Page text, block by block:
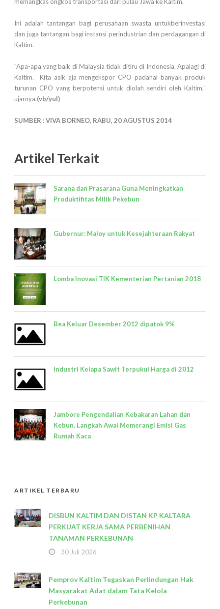
Ini adalah tantangan bagi perusahaan swasta untukberinvestasi
dan juga tantangan bagi instansi perindustrian dan perdagangan di
Kaltim.
"Apa-apa yang baik di Malaysia tidak ditiru di Indonesia. Apalagi di
Kaltim. Kita asik aja mengekspor CPO padahal banyak produk
turunan CPO yang berpotensi untuk diolah sendiri oleh Kaltim,"
ujarnya.(vb/yul)
SUMBER : VIVA BORNEO, RABU, 20 AGUSTUS 2014
Artikel Terkait
Sarana dan Prasarana Guna Meningkatkan
Produktifitas Milik Pekebun
Gubernur: Maloy untuk Kesejahteraan Rakyat
Lomba Inovasi TIK Kementerian Pertanian 2018
Bea Keluar Desember 2012 dipatok 9%
Industri Kelapa Sawit Terpukul Harga di 2012
Jambore Pengendalian Kebakaran Lahan dan
Kebun, Langkah Awal Memerangi Emisi Gas
Rumah Kaca
ARTIKEL TERBARU
DISBUN KALTIM DAN DISTAN KP KALTARA
PERKUAT KERJA SAMA PERBENIHAN
TANAMAN PERKEBUNAN
30 Juli 2026
Pemprov Kaltim Tegaskan Perlindungan Hak
Masyarakat Adat dalam Tata Kelola
Perkebunan